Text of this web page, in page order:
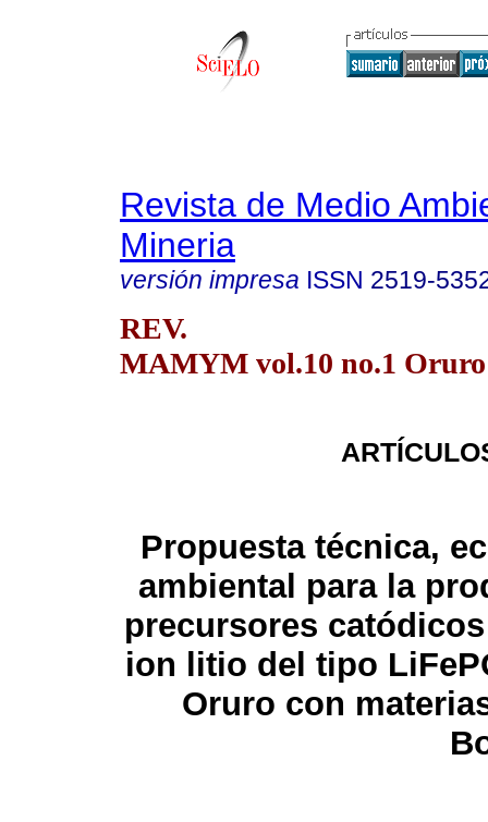
Revista de Medio
Mineria
versión impresa ISSN 2519-
REV.
MAMYM vol.10 no.1
Propuesta técnica,
ambiental para la
precursores
ion litio del tipo
Oruro con